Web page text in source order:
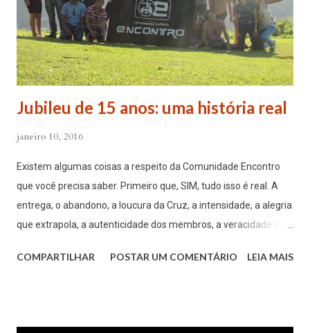
uma pessoa for gay e busca o Senhor e está disposto a isso,
quem sou eu para julgá-la? Estava parafraseando com
o Catecismo da I...
Jubileu de 15 anos: uma história real
janeiro 10, 2016
Existem algumas coisas a respeito da Comunidade Encontro
que você precisa saber. Primeiro que, SIM, tudo isso é real. A
entrega, o abandono, a loucura da Cruz, a intensidade, a alegria
que extrapola, a autenticidade dos membros, a veracidade com
confiante da Igreja sobre essa forma de vida. Pois é, é tudo real
COMPARTILHAR POSTAR UM COMENTÁRIO LEIA MAIS